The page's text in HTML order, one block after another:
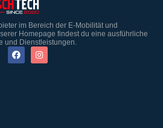
im Bereich der E-Mobilität und
Homepage findest du eine ausführliche
und Dienstleistungen.